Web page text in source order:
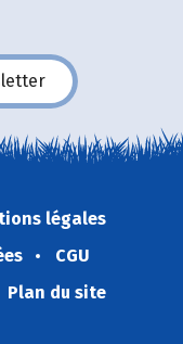
légales
CGU
Plan du site